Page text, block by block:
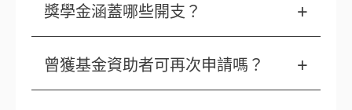
獎學金涵蓋哪些開支？
曾獲基金資助者可再次申請嗎？